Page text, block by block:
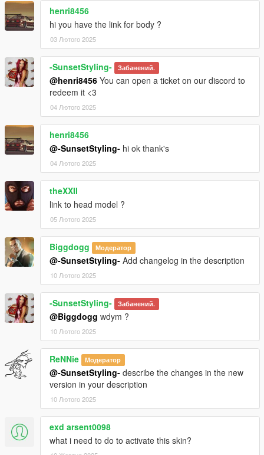
henri8456
hi you have the link for body ?
03 Лютого 2025
-SunsetStyling- Забанений.
@henri8456 You can open a ticket on our discord to
redeem it <3
04 Лютого 2025
henri8456
@-SunsetStyling- hi ok thank's
04 Лютого 2025
theXXII
link to head model ?
05 Лютого 2025
Biggdogg Модератор
@-SunsetStyling- Add changelog in the description
10 Лютого 2025
-SunsetStyling- Забанений.
@Biggdogg wdym ?
10 Лютого 2025
ReNNie Модератор
@-SunsetStyling- describe the changes in the new
version in your description
10 Лютого 2025
exd arsent0098
what i need to do to activate this skin?